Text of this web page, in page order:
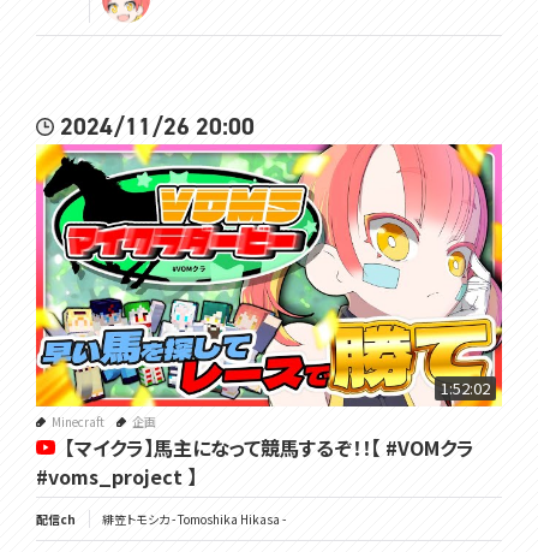
2024/11/26 20:00
1:52:02
Minecraft 企画
【マイクラ】馬主になって競馬するぞ！！【 #VOMクラ
#voms_project 】
配信ch 緋笠トモシカ - Tomoshika Hikasa -